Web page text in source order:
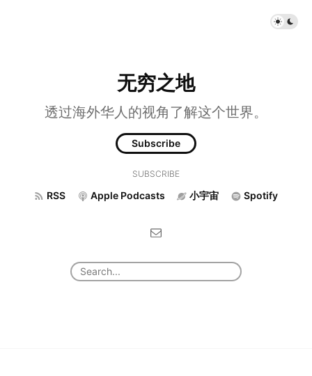
无穷之地
透过海外华人的视角了解这个世界。
Subscribe
SUBSCRIBE
RSS Apple Podcasts 小宇宙 Spotify